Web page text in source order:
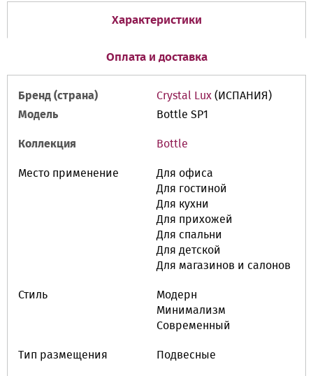
Характеристики
Оплата и доставка
Бренд (страна) Crystal Lux (ИСПАНИЯ)
Модель
Bottle SP1
Коллекция Bottle
Место применение
Для офиса
Для гостиной
Для кухни
Для прихожей
Для спальни
Для детской
Для магазинов и салонов
Стиль
Модерн
Минимализм
Современный
Тип размещения Подвесные